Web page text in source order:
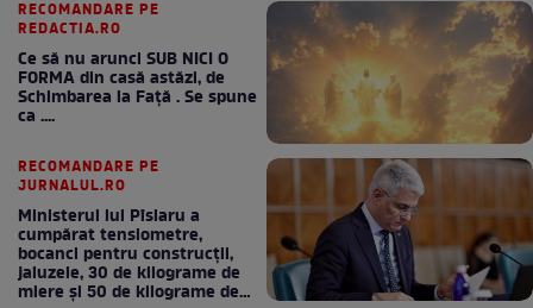
RECOMANDARE PE
REDACTIA.RO
Ce să nu arunci SUB NICI O
FORMA din casă astăzi, de
Schimbarea la Față . Se spune
ca ....
RECOMANDARE PE
JURNALUL.RO
Ministerul lui Pîslaru a
cumpărat tensiometre,
bocanci pentru construcții,
jaluzele, 30 de kilograme de
miere și 50 de kilograme de